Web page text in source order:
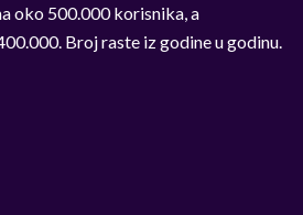
oko 500.000 korisnika, a
Broj raste iz godine u godinu.